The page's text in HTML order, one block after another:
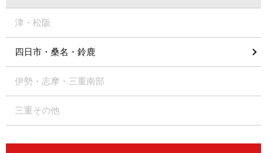
津・松阪
四日市・桑名・鈴鹿
伊勢・志摩・三重南部
三重その他